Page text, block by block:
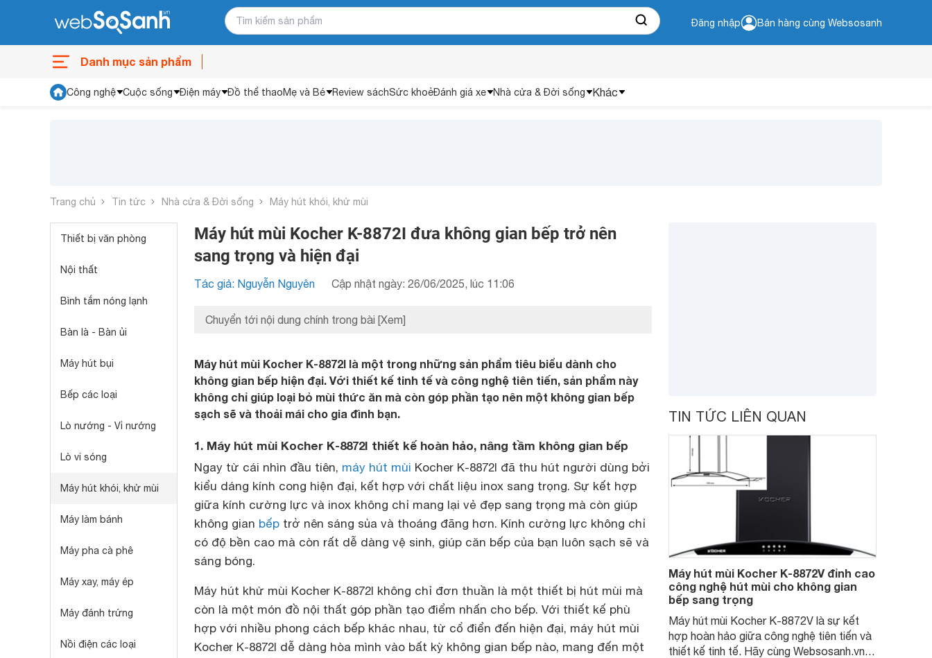
Đăng nhập Bán hàng cùng Websosanh
Danh mục sản phẩm
Công nghệ Cuộc sống Điện máy Đồ thể thaoMẹ và Bé Review sáchSức khoẻĐánh giá xe Nhà cửa & Đời sống Khác
Trang chủ Tin tức Nhà cửa & Đời sống Máy hút khói, khử mùi
Thiết bị văn phòng
Nội thất
Bình tắm nóng lạnh
Bàn là - Bàn ủi
Máy hút bụi
Bếp các loại
Lò nướng - Vỉ nướng
Lò vi sóng
Máy hút khói, khử mùi
Máy làm bánh
Máy pha cà phê
Máy xay, máy ép
Máy đánh trứng
Nồi điện các loại
Máy hút mùi Kocher K-8872I đưa không gian bếp trở nên
sang trọng và hiện đại
Tác giả: Nguyễn Nguyên Cập nhật ngày: 26/06/2025, lúc 11:06
Chuyển tới nội dung chính trong bài [Xem]
Máy hút mùi Kocher K-8872I là một trong những sản phẩm tiêu biểu dành cho
không gian bếp hiện đại. Với thiết kế tinh tế và công nghệ tiên tiến, sản phẩm này
không chỉ giúp loại bỏ mùi thức ăn mà còn góp phần tạo nên một không gian bếp
sạch sẽ và thoải mái cho gia đình bạn.
1. Máy hút mùi Kocher K-8872I thiết kế hoàn hảo, nâng tầm không gian bếp
Ngay từ cái nhìn đầu tiên, máy hút mùi Kocher K-8872I đã thu hút người dùng bởi
kiểu dáng kính cong hiện đại, kết hợp với chất liệu inox sang trọng. Sự kết hợp
giữa kính cường lực và inox không chỉ mang lại vẻ đẹp sang trọng mà còn giúp
không gian bếp trở nên sáng sủa và thoáng đãng hơn. Kính cường lực không chỉ
có độ bền cao mà còn rất dễ dàng vệ sinh, giúp căn bếp của bạn luôn sạch sẽ và
sáng bóng.
Máy hút khử mùi Kocher K-8872I không chỉ đơn thuần là một thiết bị hút mùi mà
còn là một món đồ nội thất góp phần tạo điểm nhấn cho bếp. Với thiết kế phù
hợp với nhiều phong cách bếp khác nhau, từ cổ điển đến hiện đại, máy hút mùi
Kocher K-8872I dễ dàng hòa mình vào bất kỳ không gian bếp nào, mang đến một
TIN TỨC LIÊN QUAN
Máy hút mùi Kocher K-8872V đỉnh cao
công nghệ hút mùi cho không gian
bếp sang trọng
Máy hút mùi Kocher K-8872V là sự kết
hợp hoàn hảo giữa công nghệ tiên tiến và
thiết kế tinh tế. Hãy cùng Websosanh.vn